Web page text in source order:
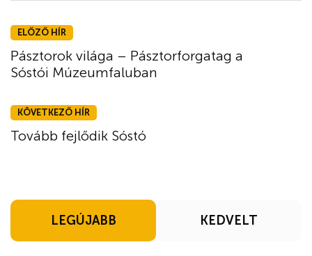
ELŐZŐ HÍR
Pásztorok világa – Pásztorforgatag a
Sóstói Múzeumfaluban
KÖVETKEZŐ HÍR
Tovább fejlődik Sóstó
LEGÚJABB KEDVELT